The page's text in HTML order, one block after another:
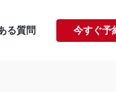
る質問 今すぐ予